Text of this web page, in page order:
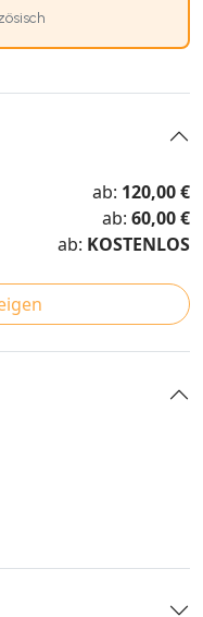
ab: 120,00 €
ab: 60,00 €
ab: KOSTENLOS